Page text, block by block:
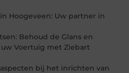
Hoogeveen: Uw partner in
Behoud de Glans en
uw Voertuig met Ziebart
bij het inrichten van